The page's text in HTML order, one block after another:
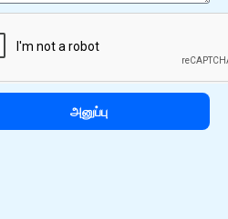
அனுப்பு